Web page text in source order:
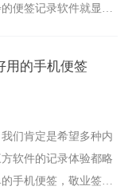
便签记录软件就显得
用的手机便签
们肯定是希望多种内
软件的记录体验都略
手机便签，敬业签是